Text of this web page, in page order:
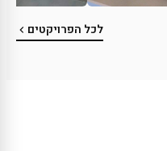
לכל הפרויקטים